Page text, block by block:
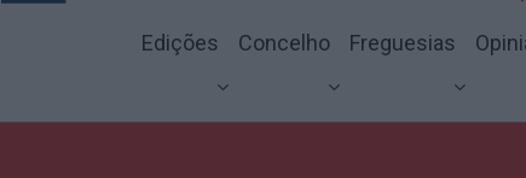
Edições Concelho Freguesias